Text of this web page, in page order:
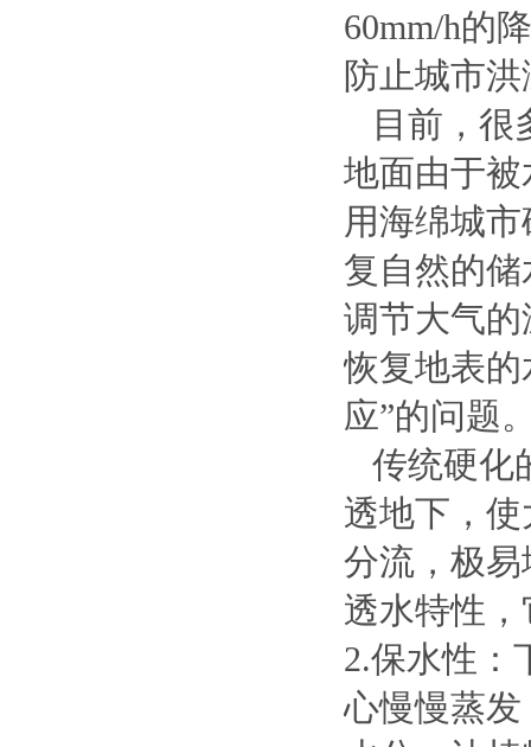
60mm/h的
防止城市
目前，很
地面由于
用海绵城
复自然的
调节大气
恢复地表
应”的问题
传统硬化
透地下，
分流，极
透水特性
2.保水性：
心慢慢蒸